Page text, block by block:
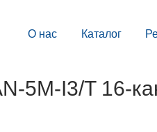
О нас Каталог
5M-I3/T 16-